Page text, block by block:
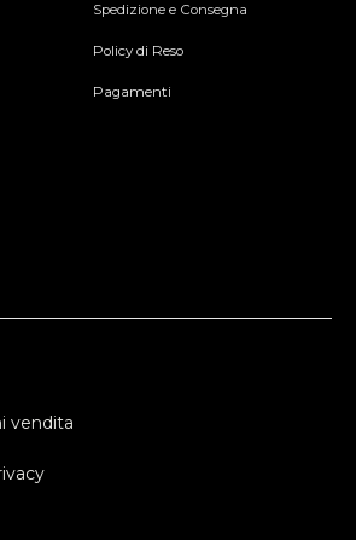
Spedizione e Consegna
Policy di Reso
Pagamenti
vendita